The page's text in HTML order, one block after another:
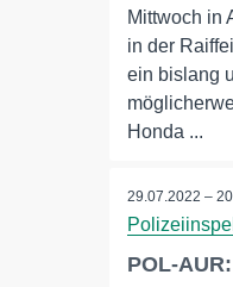
Mittwoch in
in der
ein bislang
Honda ...
29.07.2022 –
POL-